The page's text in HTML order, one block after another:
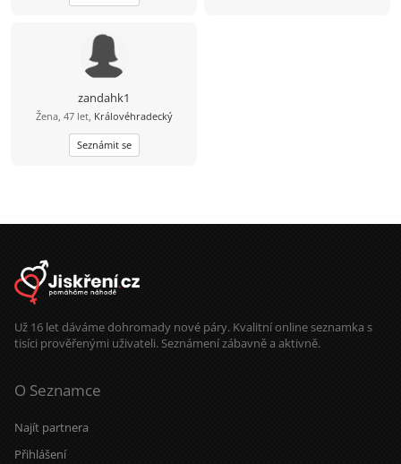
zandahk1
Žena, 47 let, Královéhradecký
Seznámit se
Už 16 let dáváme dohromady nové páry. Kvalitní online seznamka s
tisíci prověřenými uživateli. Seznámení zábavně a aktivně.
O Seznamce
Najít partnera
Přihlášení